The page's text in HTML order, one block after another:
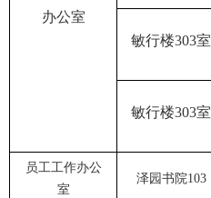
办公室
敏行楼303室
敏行楼303室
员工工作办公
室
泽园书院103